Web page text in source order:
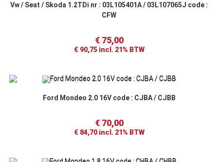
Vw / Seat / Skoda 1.2TDi nr : 03L105401A / 03L107065J code :
CFW
€75,00
€90,75incl. 21% BTW
Ford Mondeo 2.0 16V code : CJBA / CJBB
€70,00
€84,70incl. 21% BTW